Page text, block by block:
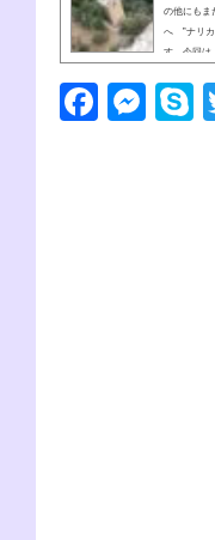
の他にもま
へ ”ナリカ
す。今回は
に歴史の
るけど、そ
F
M